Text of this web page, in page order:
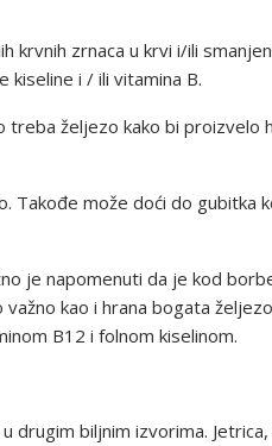
krvnih zrnaca u krvi i/ili
kiseline i / ili vitamina B.
treba željezo kako bi proizvelo
Takođe može doći do gubitka
je napomenuti da je kod
kao i hrana bogata
B12 i folnom kiselinom.
drugim biljnim izvorima.